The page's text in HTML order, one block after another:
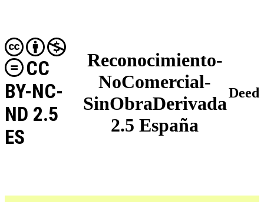
Reconocimiento-
NoComercial-
SinObraDerivada
2.5 España
CC
BY-NC-
ND 2.5
ES
Deed